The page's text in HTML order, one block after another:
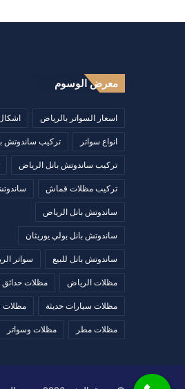
معرض الوسوم
اسعار السواتر بالرياض
انواع سواتر تركيب ساندوتش
تركيب ساندوتش بانل الرياض
تركيب مظلات قماش
ساندوتش بانل الرياض
ساندوتش بانل بولي يوريثان
ساندوتش بانل للبيع سواتر
مظلات الرياض مظلات
مظلات سيارات حديثة مظلات
مظلات مطر مظلات وسواتر